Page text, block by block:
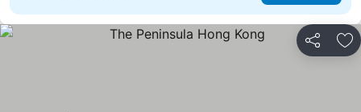
分享 放